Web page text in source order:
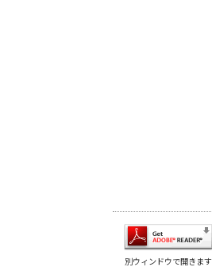
別ウィンドウで開きます